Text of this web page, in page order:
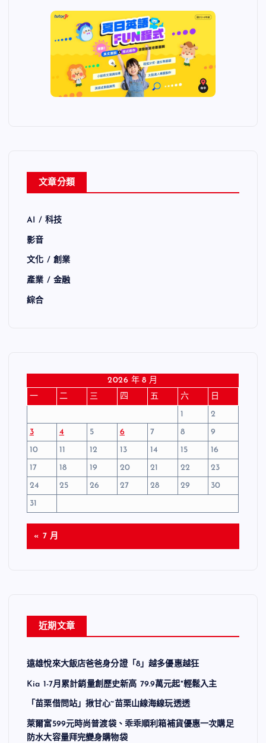
文章分類
AI / 科技
影音
文化 / 創業
產業 / 金融
綜合
2026 年 8 月
一
二 三 四 五 六
日
1
2
3
4 5 6 7 8
9
10
11 12 13 14 15
16
17
18 19 20 21 22
23
24
25 26 27 28 29
30
31
« 7 月
近期文章
遠雄悅來大飯店爸爸身分證「8」越多優惠越狂
Kia 1-7月累計銷量創歷史新高 79.9萬元起*輕鬆入主
「苗栗借問站」揪甘心~苗栗山線海線玩透透
萊爾富599元時尚普渡袋、乖乖順利箱補貨優惠一次購足
防水大容量拜完變身購物袋